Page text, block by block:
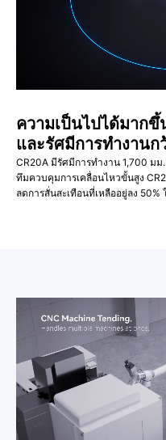
ความเป็นไปได้มาก
และรัศมีการทำงานก
CR20A มีรัศมีการทำงาน 1,700 ม
ทึมควบคุมการเคลื่อนไหวขั้นสูง
ลดการสั่นสะเทือนที่เหลืออยู่ลง 50%